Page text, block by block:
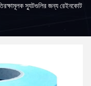
স্যুটগুলির জন্য রেইনকোট